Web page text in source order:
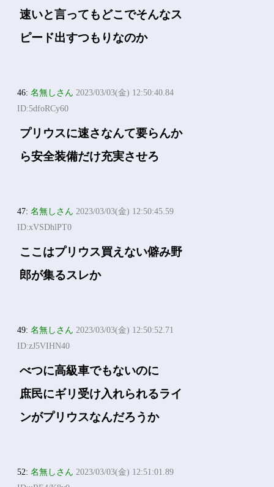
速いと言ってもどこでそんなス
ピード出すつもりなのか
46:名無しさん 2023/03/03(金) 12:50:40.84
ID:5dfoRCy60
プリウスに速さなんて要らんか
ら安全装備だけ充実させろ
47:名無しさん 2023/03/03(金) 12:50:45.59
ID:xVSDhlPT0
ここはプリウス買えない僻み野
郎が集るスレか
49:名無しさん 2023/03/03(金) 12:50:52.71
ID:zJ5VIHN40
べつに高級車でもないのに
庶民にギリ受け入れられるライ
ンがプリウスなんだろうか
52:名無しさん 2023/03/03(金) 12:51:01.89